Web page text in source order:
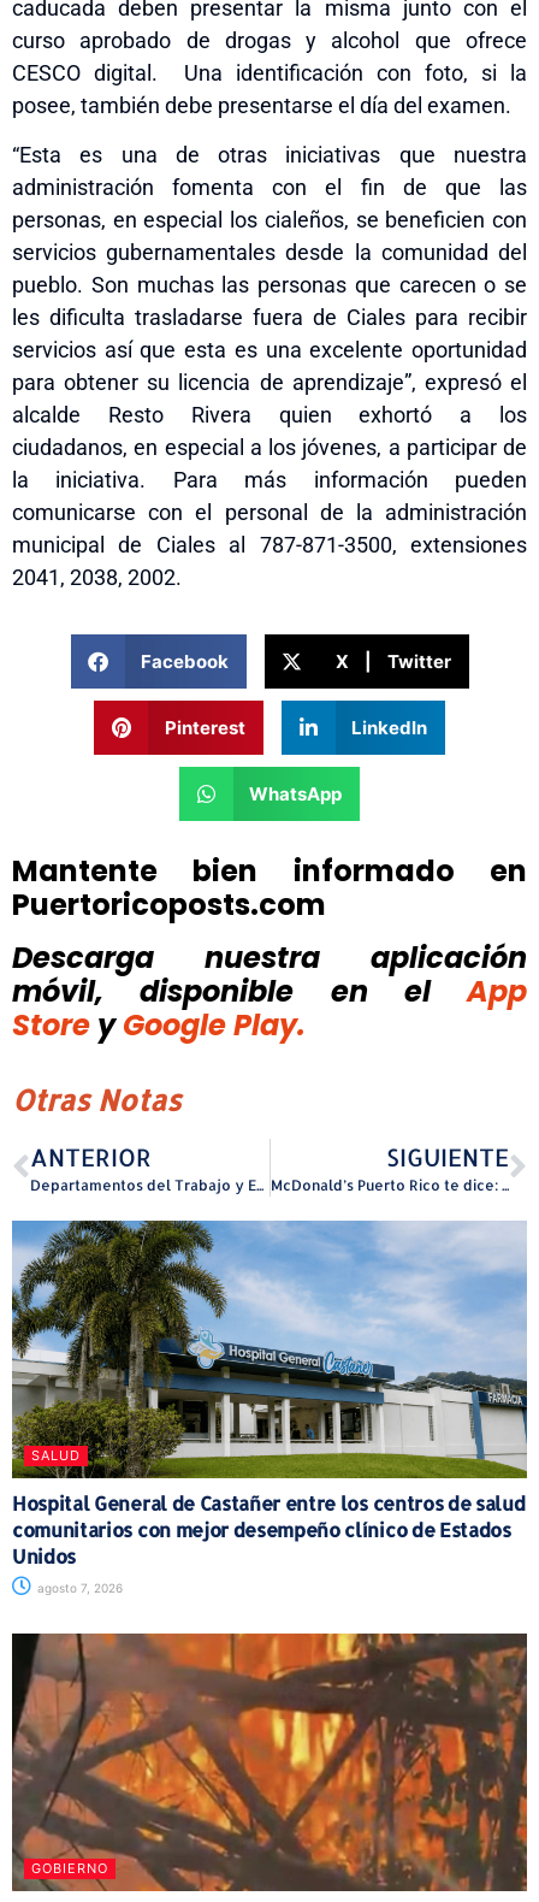
caducada deben presentar la misma junto con el
curso aprobado de drogas y alcohol que ofrece
CESCO digital. Una identificación con foto, si la
posee, también debe presentarse el día del examen.
“Esta es una de otras iniciativas que nuestra
administración fomenta con el fin de que las
personas, en especial los cialeños, se beneficien con
servicios gubernamentales desde la comunidad del
pueblo. Son muchas las personas que carecen o se
les dificulta trasladarse fuera de Ciales para recibir
servicios así que esta es una excelente oportunidad
para obtener su licencia de aprendizaje”, expresó el
alcalde Resto Rivera quien exhortó a los
ciudadanos, en especial a los jóvenes, a participar de
la iniciativa. Para más información pueden
comunicarse con el personal de la administración
municipal de Ciales al 787-871-3500, extensiones
2041, 2038, 2002.
Facebook X | Twitter
Pinterest LinkedIn
WhatsApp
Mantente bien informado en
Puertoricoposts.com
Descarga nuestra aplicación
móvil, disponible
en el
App
Store y Google Play.
Otras Notas
ANTERIOR
Departamentos del Trabajo y Educación formalizan acuerdo para impulsar la experiencia laboral de estudiantes
SIGUIENTE
McDonald’s Puerto Rico te dice: cómete las papitas, no la roja
SALUD
Hospital General de Castañer entre los centros de salud
comunitarios con mejor desempeño clínico de Estados
Unidos
agosto 7, 2026
GOBIERNO